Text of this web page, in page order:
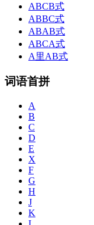
ABCB式
ABBC式
ABAB式
ABCA式
A里AB式
词语首拼
A
B
C
D
E
X
F
G
H
J
K